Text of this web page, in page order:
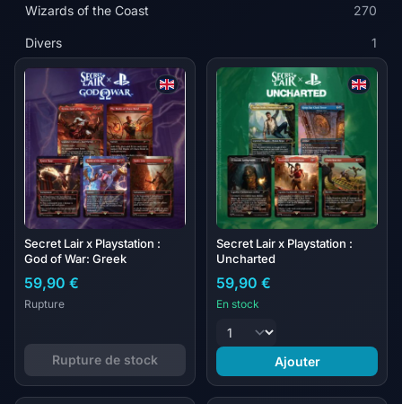
Wizards of the Coast 270
Divers 1
Secret Lair x Playstation :
God of War: Greek
59,90 €
Rupture
Rupture de stock
Secret Lair x Playstation :
Uncharted
59,90 €
En stock
Ajouter